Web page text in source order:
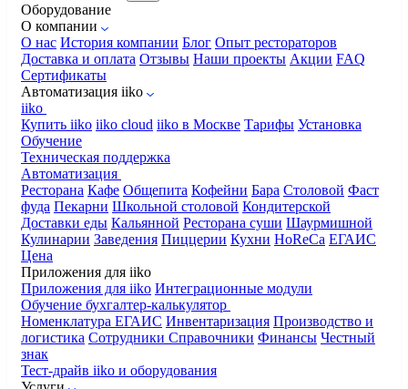
Оборудование
О компании
О нас История компании Блог Опыт рестораторов
Доставка и оплата Отзывы Наши проекты Акции FAQ
Сертификаты
Автоматизация iiko
iiko
Купить iiko iiko cloud iiko в Москве Тарифы Установка
Обучение
Техническая поддержка
Автоматизация
Ресторана Кафе Общепита Кофейни Бара Столовой Фаст
фуда Пекарни Школьной столовой Кондитерской
Доставки еды Кальянной Ресторана суши Шаурмишной
Кулинарии Заведения Пиццерии Кухни HoReCa ЕГАИС
Цена
Приложения для iiko
Приложения для iiko Интеграционные модули
Обучение бухгалтер-калькулятор
Номенклатура ЕГАИС Инвентаризация Производство и
логистика Сотрудники Справочники Финансы Честный
знак
Тест-драйв iiko и оборудования